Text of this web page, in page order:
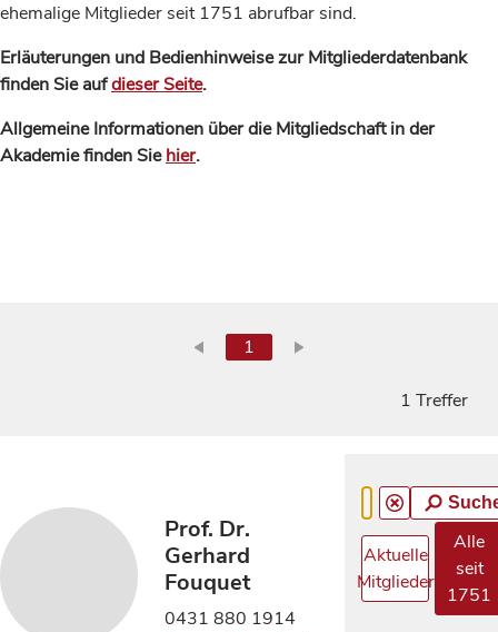
ehemalige Mitglieder seit 1751 abrufbar sind.
Erläuterungen und Bedienhinweise zur Mitgliederdatenbank
finden Sie aufdieser Seite.
Allgemeine Informationen über die Mitgliedschaft in der
Akademie finden Siehier.
1
1 Treffer
Prof. Dr.
Gerhard
Fouquet
0431 880 1914
Aktuelle
Mitglieder
Alle
seit
1751